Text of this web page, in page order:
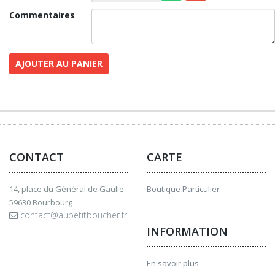
Commentaires
AJOUTER AU PANIER
CONTACT
14, place du Général de Gaulle
59630 Bourbourg
contact@aupetitboucher.fr
CARTE
Boutique Particulier
INFORMATION
En savoir plus